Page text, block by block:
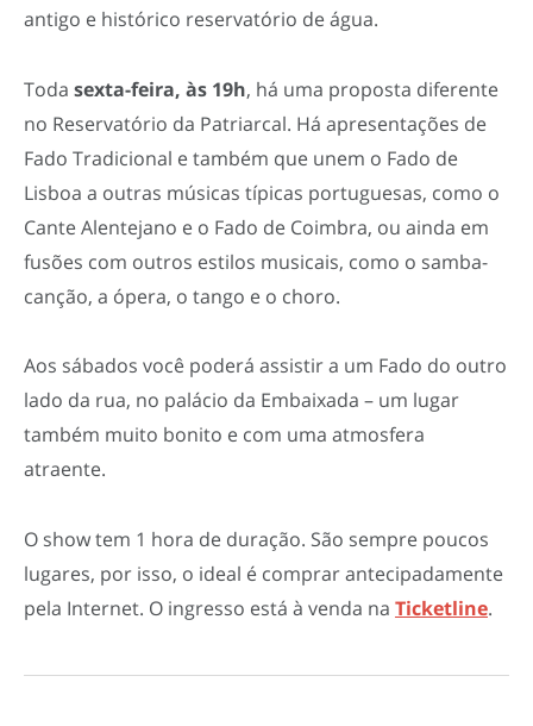
antigo e histórico reservatório de água.
Toda sexta-feira, às 19h, há uma proposta diferente
no Reservatório da Patriarcal. Há apresentações de
Fado Tradicional e também que unem o Fado de
Lisboa a outras músicas típicas portuguesas, como o
Cante Alentejano e o Fado de Coimbra, ou ainda em
fusões com outros estilos musicais, como o samba-
canção, a ópera, o tango e o choro.
Aos sábados você poderá assistir a um Fado do outro
lado da rua, no palácio da Embaixada – um lugar
também muito bonito e com uma atmosfera
atraente.
O show tem 1 hora de duração. São sempre poucos
lugares, por isso, o ideal é comprar antecipadamente
pela Internet. O ingresso está à venda na Ticketline.